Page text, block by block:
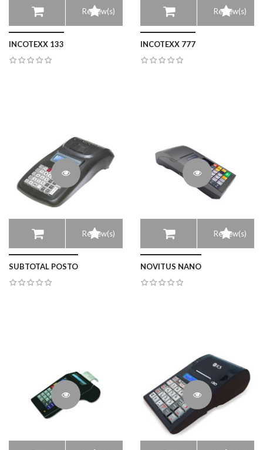
Review(s)
INCOTEXX 133
Review(s)
INCOTEXX 777
Review(s)
SUBTOTAL POSTO
Review(s)
NOVITUS NANO